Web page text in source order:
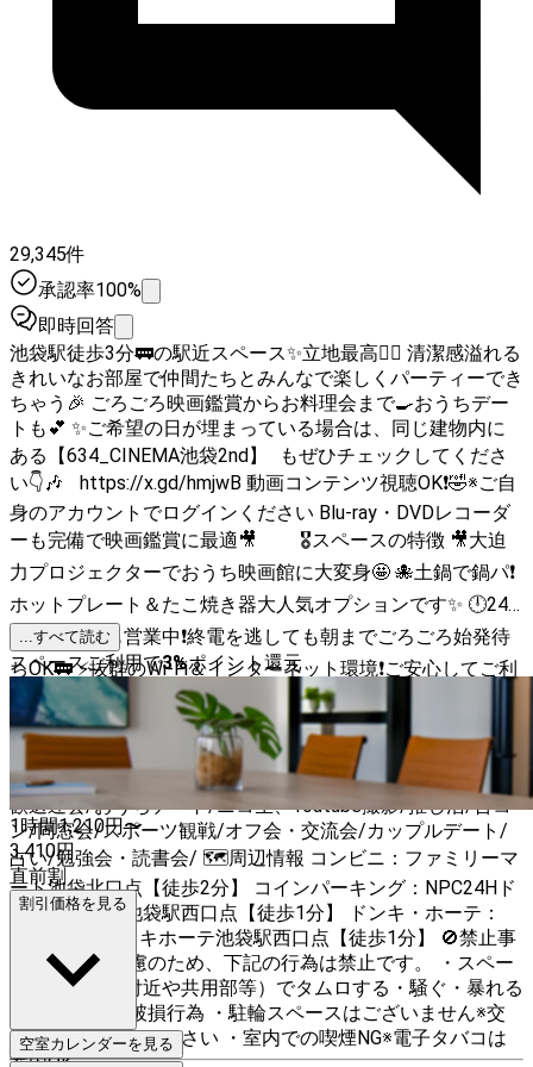
29,345件
承認率100%
即時回答
池袋駅徒歩3分🚃の駅近スペース✨立地最高🙆‍♀️ 清潔感溢れる
きれいなお部屋で仲間たちとみんなで楽しくパーティーでき
ちゃう🎉 ごろごろ映画鑑賞からお料理会まで🍳おうちデー
トも💕 ✨️ご希望の日が埋まっている場合は、同じ建物内に
ある【634_CINEMA池袋2nd】 もぜひチェックしてくださ
い👇️🎶 https://x.gd/hmjwB 動画コンテンツ視聴OK❗🤣※ご自
身のアカウントでログインください Blu-ray・DVDレコーダ
ーも完備で映画鑑賞に最適🎥 🎖スペースの特徴 🎥大迫
力プロジェクターでおうち映画館に大変身🤩 🐙土鍋で鍋パ❗
ホットプレート＆たこ焼き器大人気オプションです✨ 🕛24
時間いつでも営業中❗終電を逃しても朝までごろごろ始発待
ちOK🚃 ⚡抜群のWi-Fi＆インターネット環境❗ご安心してご利
用をお楽しみください📣 📷️防犯カメラ設置（プライベート
空間は映しておりません） 【おすすめの利用用途】 女子会/
誕生日会/SNS撮影/ホームパーティー/たこパ・鍋パ/飲み
会/映画鑑賞会/ボードゲーム大会/結婚式二次会/打ち上げ・
歓送迎会/おうちデート/ニコ生、Youtube撮影/推し活/合コ
ン/同窓会/スポーツ観戦/オフ会・交流会/カップルデート/
占い/勉強会・読書会/ 🗺周辺情報 コンビニ：ファミリーマ
ート池袋北口点【徒歩2分】 コインパーキング：NPC24Hド
ン・キホーテ池袋駅西口点【徒歩1分】 ドンキ・ホーテ：
NPC24Hドン・キホーテ池袋駅西口点【徒歩1分】 🚫禁止事
項 近隣への配慮のため、下記の行為は禁止です。 ・スペー
ス外（入り口付近や共用部等）でタムロする・騒ぐ・暴れる
こと ・汚損、破損行為 ・駐輪スペースはございません※交
通機関でお越しください ・室内での喫煙NG※電子タバコは
...すべて読む
スペースご利用で3%ポイント還元
1時間1,210円〜
3,410円
直前割
割引価格を見る
空室カレンダーを見る